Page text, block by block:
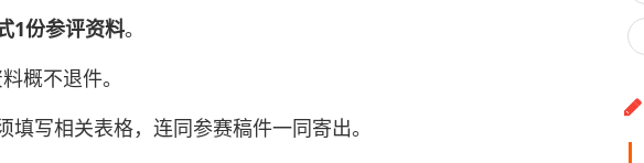
1份参评资料。
概不退件。
填写相关表格，连同参赛稿件一同寄出。